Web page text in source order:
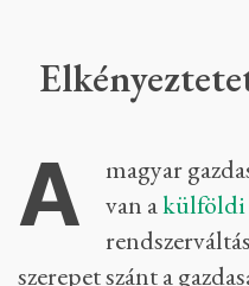
A
magyar
van akülföldi
szerepet szánt a